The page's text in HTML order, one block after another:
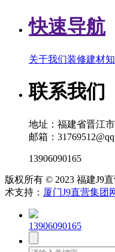
快速导航
关于我们装修建材
联系我们
地址：福建省晋江
邮箱：
13906090165
版权所有 © 2023 福建J9
术支持： 厦门J9直营集团
13906090165